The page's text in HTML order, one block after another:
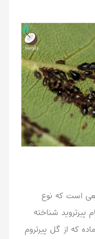
است که نوع
شناخته
که از گل پیرتروم